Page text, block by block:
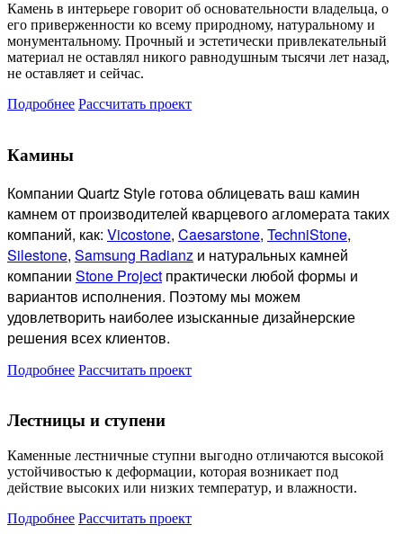
Камень в интерьере говорит об основательности владельца, о
его приверженности ко всему природному, натуральному и
монументальному. Прочный и эстетически привлекательный
материал не оставлял никого равнодушным тысячи лет назад,
не оставляет и сейчас.
Подробнее Рассчитать проект
Камины
Компании Quartz Style готоваоблицевать ваш камин
камнем от производителей кварцевого агломерата таких
компаний, как: Vicostone, Caesarstone, TechniStone,
Silestone, Samsung Radianz и натуральных камней
компании Stone Project практически любой формы и
вариантов исполнения. Поэтому мы можем
удовлетворить наиболее изысканные дизайнерские
решения всех клиентов.
Подробнее Рассчитать проект
Лестницы и ступени
Каменные лестничные ступни выгодно отличаются высокой
устойчивостью к деформации, которая возникает под
действие высоких или низких температур, и влажности.
Подробнее Рассчитать проект